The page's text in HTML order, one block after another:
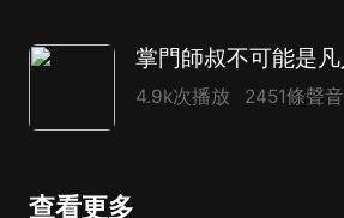
4.9k次播放 2451條聲音
查看更多